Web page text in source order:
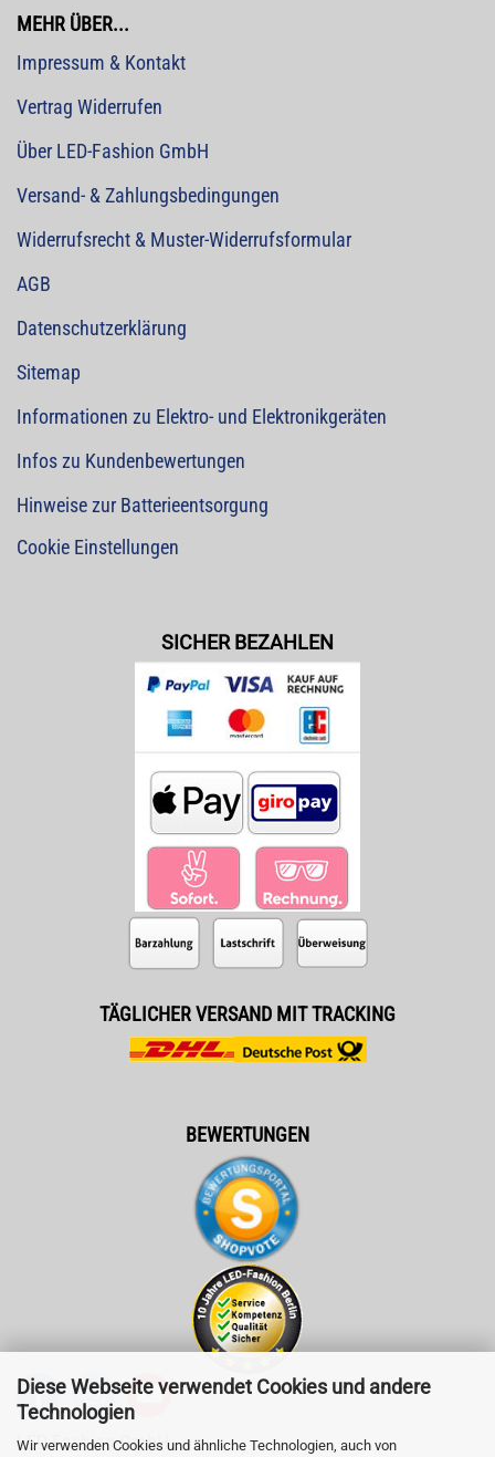
Diese Webseite verwendet Cookies und andere
Technologien
Wir verwenden Cookies und ähnliche Technologien, auch von
MEHR ÜBER...
Impressum & Kontakt
Vertrag Widerrufen
Über LED-Fashion GmbH
Versand- & Zahlungsbedingungen
Widerrufsrecht & Muster-Widerrufsformular
AGB
Datenschutzerklärung
Sitemap
Informationen zu Elektro- und Elektronikgeräten
Infos zu Kundenbewertungen
Hinweise zur Batterieentsorgung
Cookie Einstellungen
SICHER BEZAHLEN
TÄGLICHER VERSAND MIT TRACKING
BEWERTUNGEN
LED-Fashion GmbH